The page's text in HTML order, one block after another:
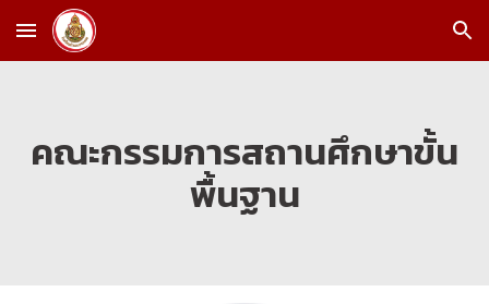
Skip to main content Skip to navigation
คณะกรรมการสถานศึกษาขั้น
พื้นฐาน